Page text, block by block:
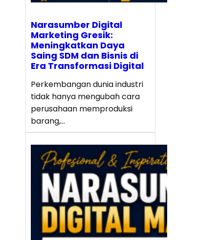
Narasumber Digital
Marketing Gresik:
Meningkatkan Daya
Saing SDM dan Bisnis di
Era Transformasi Digital
Perkembangan dunia industri
tidak hanya mengubah cara
perusahaan memproduksi
barang,…